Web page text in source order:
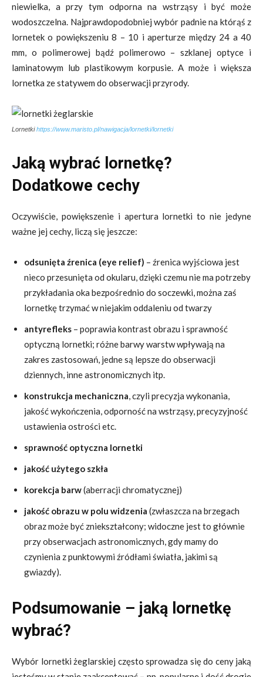
niewielka, a przy tym odporna na wstrząsy i być może
wodoszczelna. Najprawdopodobniej wybór padnie na którąś z
lornetek o powiększeniu 8 – 10 i aperturze między 24 a 40
mm, o polimerowej bądź polimerowo – szklanej optyce i
laminatowym lub plastikowym korpusie. A może i większa
lornetka ze statywem do obserwacji przyrody.
Lornetkihttps://www.maristo.pl/nawigacja/lornetki/lornetki
Jaką wybrać lornetkę?
Dodatkowe cechy
Oczywiście, powiększenie i apertura lornetki to nie jedyne
ważne jej cechy, liczą się jeszcze:
odsunięta źrenica (eye relief) – źrenica wyjściowa jest
nieco przesunięta od okularu, dzięki czemu nie ma potrzeby
przykładania oka bezpośrednio do soczewki, można zaś
lornetkę trzymać w niejakim oddaleniu od twarzy
antyrefleks – poprawia kontrast obrazu i sprawność
optyczną lornetki; różne barwy warstw wpływają na
zakres zastosowań, jedne są lepsze do obserwacji
dziennych, inne astronomicznych itp.
konstrukcja mechaniczna, czyli precyzja wykonania,
jakość wykończenia, odporność na wstrząsy, precyzyjność
ustawienia ostrości etc.
sprawność optyczna lornetki
jakość użytego szkła
korekcja barw(aberracji chromatycznej)
jakość obrazu w polu widzenia (zwłaszcza na brzegach
obraz może być zniekształcony; widoczne jest to głównie
przy obserwacjach astronomicznych, gdy mamy do
czynienia z punktowymi źródłami światła, jakimi są
gwiazdy).
Podsumowanie – jaką lornetkę
wybrać?
Wybór lornetki żeglarskiej często sprowadza się do ceny jaką